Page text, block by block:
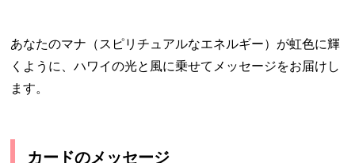
あなたのマナ（スピリチュアルなエネルギー）が虹色に輝
くように、ハワイの光と風に乗せてメッセージをお届けし
ます。
カードのメッセージ